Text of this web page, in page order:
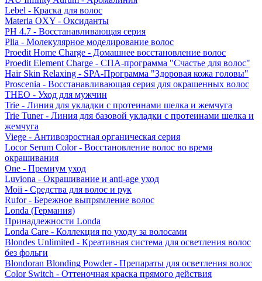
Lebel - Краска для волос
Materia OXY - Оксиданты
PH 4.7 - Восстанавливающая серия
Plia - Молекулярное моделирование волос
Proedit Home Charge - Домашнее восстановление волос
Proedit Element Charge - СПА-программа "Счастье для волос"
Hair Skin Relaxing - SPA-Программа "Здоровая кожа головы"
Proscenia - Восстанавливающая серия для окрашенных волос
THEO - Уход для мужчин
Trie - Линия для укладки с протеинами шелка и жемчуга
Trie Tuner - Линия для базовой укладки с протеинами шелка и
жемчуга
Viege - Антивозростная органическая серия
Locor Serum Color - Восстановление волос во время
окрашивания
One - Премиум уход
Luviona - Окрашивание и anti-age уход
Moii - Средства для волос и рук
Rufor - Бережное выпрямление волос
Londa (Германия)
Принадлежности Londa
Londa Care - Коллекция по уходу за волосами
Blondes Unlimited - Креативная система для осветления волос
без фольги
Blondoran Blonding Powder - Препараты для осветления волос
Color Switch - Оттеночная краска прямого действия